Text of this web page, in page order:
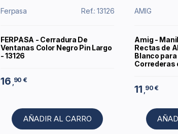
Ferpasa Ref.: 13126
FERPASA - Cerradura De
Ventanas Color Negro Pin Largo
- 13126
16 ,90 €
AÑADIR AL CARRO
AMIG
Amig -
Rectas de
Blanco
Correderas
11 ,90 €